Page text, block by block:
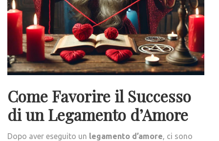
Come Favorire il Successo
di un Legamento d’Amore
Dopo aver eseguito un legamento d’amore, ci sono